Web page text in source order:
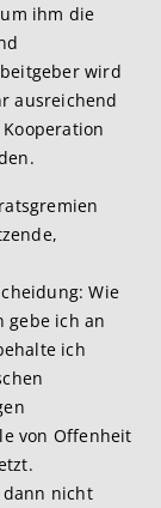
ihm die
wird
ausreichend
Wie
gebe ich an
ich
von Offenheit
dann nicht